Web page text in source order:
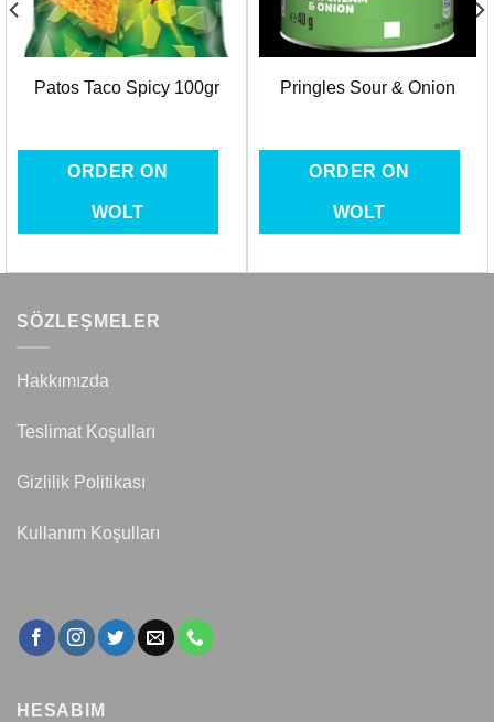
Patos Taco Spicy 100gr
ORDER ON
WOLT
Pringles Sour & Onion
ORDER ON
WOLT
SÖZLEŞMELER
Hakkımızda
Teslimat Koşulları
Gizlilik Politikası
Kullanım Koşulları
HESABIM